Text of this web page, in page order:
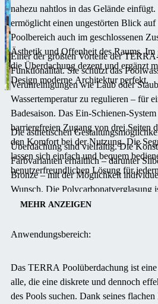
nahezu nahtlos in das Gelände einfügt.
ermöglicht einen ungestörten Blick auf
Poolbereich auch im geschlossenen
Ästhetik und Offenheit des Raums. Im
die Überdachung dezent und ergänzt
Design moderne Architektur perfekt.
Einer der größten Vorteile der
Funktionalität. Sie schützt das
Verunreinigungen wie Laub oder
Wassertemperatur zu regulieren – für
Badesaison. Das Ein-Schienen-
barrierefreien Zugang von drei Seiten
den Komfort bei der Nutzung. Die
lassen sich einfach und bequem
benutzerfreundlichen Lösung für
Die ästhetischen
Überdachung sind vielfältig. Die
Farbvarianten erhältlich – darunter
Bronze – mit der Möglichkeit
Wunsch. Die Polycarbonatverglasung
rauchfarbener Ausführung wählbar,
Gartens anpassen lässt.
MEHR ANZEIGEN
Anwendungsbereich:
Das TERRA Poolüberdachung ist
alle, die eine diskrete und dennoch
des Pools suchen. Dank seines